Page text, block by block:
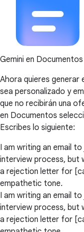
Gemini en Documentos
Ahora quieres
sea personalizado y
que no recibirán una
en Documentos
Escribes lo siguiente:
I am writing an email
interview process, but
a rejection letter for
empathetic tone.
I am writing an email
interview process, but
a rejection letter for